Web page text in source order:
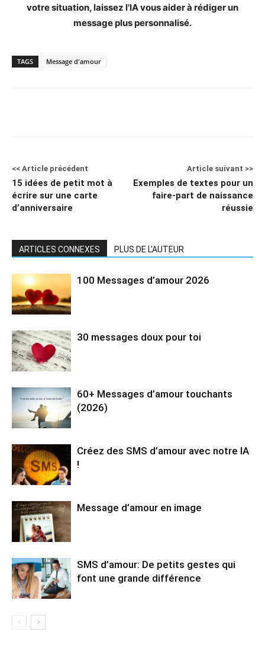
votre situation, laissez l'IA vous aider à rédiger un
message plus personnalisé.
TAGS Message d'amour
<< Article précédent
15 idées de petit mot à
écrire sur une carte
d’anniversaire
Article suivant >>
Exemples de textes pour un
faire-part de naissance
réussie
ARTICLES CONNEXES PLUS DE L'AUTEUR
100 Messages d’amour 2026
30 messages doux pour toi
60+ Messages d’amour touchants
(2026)
Créez des SMS d’amour avec notre IA
!
Message d’amour en image
SMS d’amour: De petits gestes qui
font une grande différence